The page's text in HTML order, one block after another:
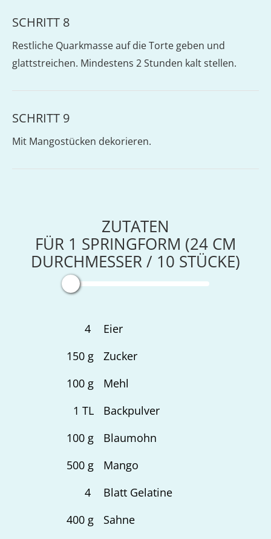
SCHRITT 8
Restliche Quarkmasse auf die Torte geben und
glattstreichen. Mindestens 2 Stunden kalt stellen.
SCHRITT 9
Mit Mangostücken dekorieren.
ZUTATEN
FÜR 1 SPRINGFORM (24 CM
DURCHMESSER / 10 STÜCKE)
4
Eier
150g
Zucker
100g
Mehl
1 TL
Backpulver
100g
Blaumohn
500g
Mango
4
Blatt Gelatine
400g
Sahne